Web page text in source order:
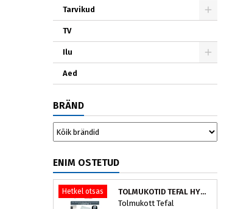
Tarvikud
TV
Ilu
Aed
BRÄND
ENIM OSTETUD
Hetkel otsas
TOLMUKOTID TEFAL HYGIENE+ ZR200540 (4 TK)
Tolmukott Tefal